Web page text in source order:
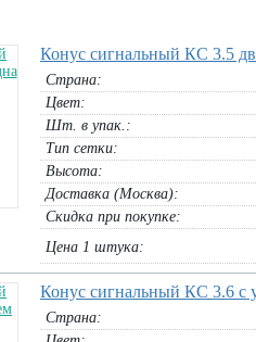
Конус сигнальный КС 3.5
Страна:
Цвет:
Шт. в упак.:
Тип сетки:
Высота:
Доставка (Москва):
Скидка при покупке:
Цена 1 штука:
Конус сигнальный КС 3.6 с
Страна: